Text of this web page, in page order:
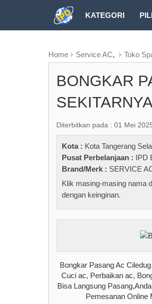
KATEGORI
Home
Service AC, Toko
BONGKAR
Diterbitkan pada : 01 Mei
Kota : Kota Tangerang
Pusat Perbelanjaan : IPD
Brand/Merk : SERVICE
Klik masing-masing nama
dengan keinginan.
Bongkar Pasang Ac
Cuci ac, Perbaikan ac,
Bisa Langsung
Pemesanan Online